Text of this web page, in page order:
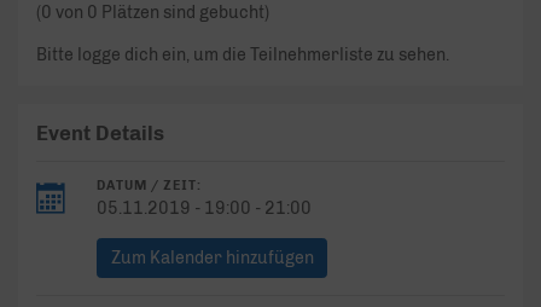
(0 von 0 Plätzen sind gebucht)
Bitte logge dich ein, um die Teilnehmerliste zu sehen.
Event Details
DATUM / ZEIT:
05.11.2019 - 19:00 - 21:00
Zum Kalender hinzufügen